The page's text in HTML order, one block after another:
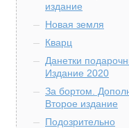
издание
Новая земля
Кварц
Данетки
Издание 2020
За бортом.
Второе издание
Подозрительно